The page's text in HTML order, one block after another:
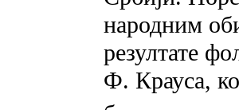
народним
резултате
Ф. Крауса,